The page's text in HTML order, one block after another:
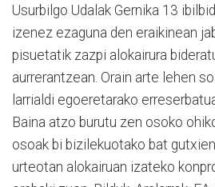
Usurbilgo Udalak Gernika 13
izenez ezaguna den eraikinean
pisuetatik zazpi alokairura
aurrerantzean. Orain arte lehen
larrialdi egoeretarako
Baina atzo burutu zen osoko
osoak bi bizilekuotako bat
urteotan alokairuan izateko